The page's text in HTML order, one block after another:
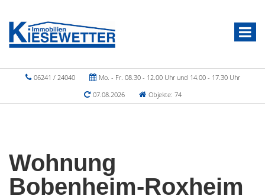
06241 / 24040
Mo. - Fr. 08.30 - 12.00 Uhr und 14.00 - 17.30 Uhr
07.08.2026
Objekte: 74
Wohnung
Bobenheim-Roxheim